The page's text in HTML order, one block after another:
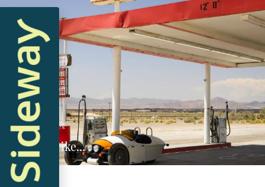
Hugo · Choses
Stuff we like…